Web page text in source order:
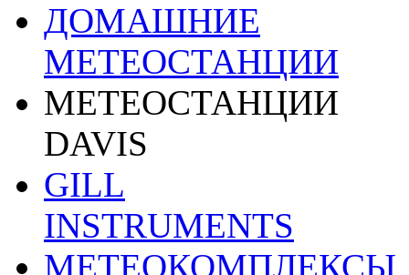
ДОМАШНИЕ
МЕТЕОСТАНЦИИ
МЕТЕОСТАНЦИИ
DAVIS
GILL
INSTRUMENTS
МЕТЕОКОМПЛЕКСЫ